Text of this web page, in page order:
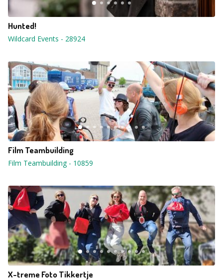
Hunted!
Wildcard Events - 28924
Film Teambuilding
Film Teambuilding- 10859
X-treme Foto Tikkertje